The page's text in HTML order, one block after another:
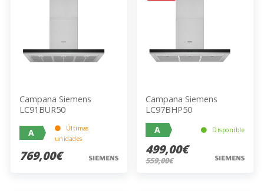
Campana Siemens
LC91BUR50
A
Últimas
unidades
769,00€
Campana Siemens
LC97BHP50
A
Disponible
499,00€
559,00€